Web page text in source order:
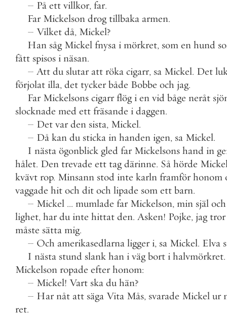
– På ett villkor, far.
Far Mickelson drog tillbaka armen.
– Vilket då, Mickel?
Han såg Mickel fnysa i mörkret, som en hund
fått spisos i näsan.
– Att du slutar att röka cigarr, sa Mickel. Det
förjolat illa, det tycker både Bobbe och jag.
Far Mickelsons cigarr flög i en vid båge neråt
slocknade med ett fräsande i daggen.
– Det var den sista, Mickel.
– Då kan du sticka in handen igen, sa Mickel.
I nästa ögonblick gled far Mickelsons hand in
hålet. Den trevade ett tag därinne. Så hörde
kvävt rop. Minsann stod inte karln framför honom
vaggade hit och dit och lipade som ett barn.
– Mickel ... mumlade far Mickelson, min själ och
lighet, har du inte hittat den. Asken! Pojke, jag tror
måste sätta mig.
– Och amerikasedlarna ligger i, sa Mickel. Elva
I nästa stund slank han i väg bort i halvmörkret.
Mickelson ropade efter honom:
– Mickel! Vart ska du hän?
– Har nåt att säga Vita Mås, svarade Mickel ur
ret.